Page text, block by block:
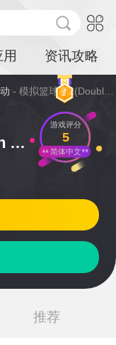
资讯攻略
- 模拟篮球赛2(DoubleClutch 2 Basketball)详情
2
游戏评分
5
简体中文
推荐